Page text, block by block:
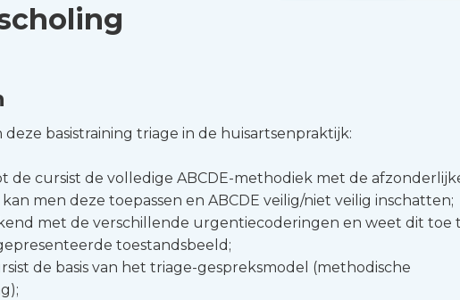
deze basistraining triage in de huisartsenpraktijk:
de cursist de volledige ABCDE-methodiek met de
men deze toepassen en ABCDE veilig/niet veilig inschatten;
met de verschillende urgentiecoderingen en weet dit toe
toestandsbeeld;
de basis van het triage-gespreksmodel (methodische